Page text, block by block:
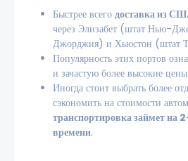
Быстрее всего доставка из
через Элизабет (штат Нью-
Джорджия) и Хьюстон (штат
Популярность этих портов
и зачастую более высокие
Иногда стоит выбрать более
сэкономить на стоимости
транспортировка займет на
времени.